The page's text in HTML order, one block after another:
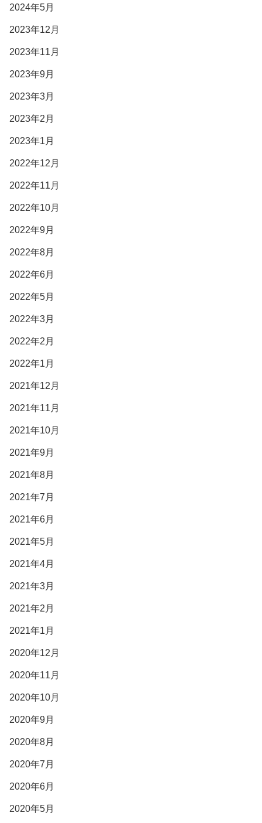
2024年5月
2023年12月
2023年11月
2023年9月
2023年3月
2023年2月
2023年1月
2022年12月
2022年11月
2022年10月
2022年9月
2022年8月
2022年6月
2022年5月
2022年3月
2022年2月
2022年1月
2021年12月
2021年11月
2021年10月
2021年9月
2021年8月
2021年7月
2021年6月
2021年5月
2021年4月
2021年3月
2021年2月
2021年1月
2020年12月
2020年11月
2020年10月
2020年9月
2020年8月
2020年7月
2020年6月
2020年5月